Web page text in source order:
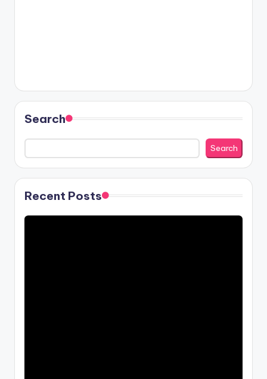
Search
Search
Recent Posts